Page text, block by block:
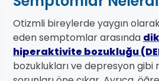
Otizmli bireylerde yaygın
eden semptomlar arasında
hiperaktivite bozukluğu
bozuklukları ve depresyon gibi